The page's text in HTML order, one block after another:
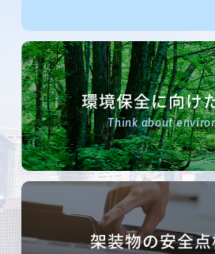
環境保全に向け
Think about
架装物の安全